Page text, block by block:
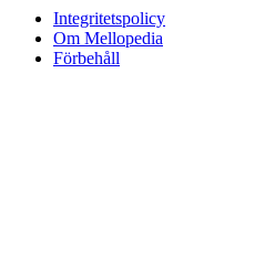
Integritetspolicy
Om Mellopedia
Förbehåll